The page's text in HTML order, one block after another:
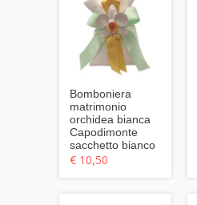
Bomboniera
matrimonio
orchidea bianca
Capodimonte
sacchetto bianco
€ 10,50